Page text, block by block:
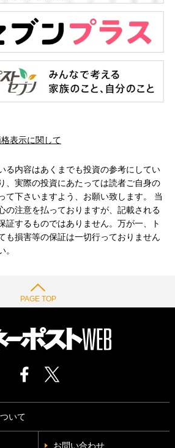
表示に関して
る内容はあくまでも投資の参考にしてい
、実際の投資にあたっては読者ご自身の
て下さいますよう、お願い致します。 当
の注意を払っておりますが、記載される
証するものではありません。万が一、ト
も損害等の保証は一切行っておりません
。
PAGE TOP
いて
お問い合わせ